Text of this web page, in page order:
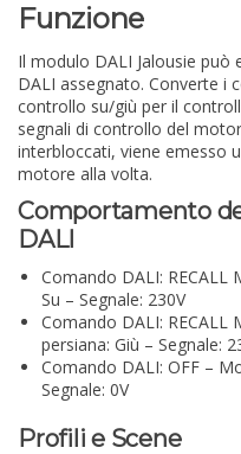
Funzione
Il modulo DALI Jalousie
DALI assegnato. Converte i
controllo su/giù per il
segnali di controllo del
interbloccati, viene emesso
motore alla volta.
Comportamento
DALI
Comando DALI: RECALL
Su – Segnale: 230V
Comando DALI:
persiana: Giù – Segnale:
Comando DALI: OFF –
Segnale: 0V
Profili e Scene